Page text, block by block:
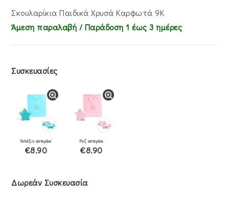
€125.00.
Σκουλαρίκια Παιδικά Χρυσά Καρφωτά 9Κ
Άμεση παραλαβή / Παράδoση 1 έως 3 ημέρες
Συσκευασίες
Γαλάζιο αστεράκι
€8.90
Ροζ αστεράκι
€8.90
Δωρεάν Συσκευασία